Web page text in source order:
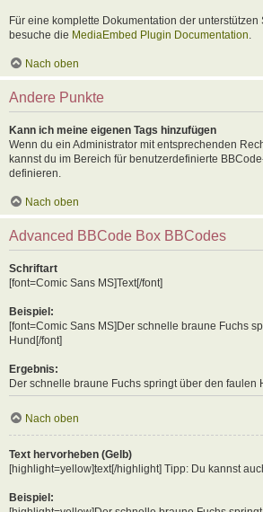
Für eine komplette Dokumentation der
besuche die MediaEmbed Plugin Documentation.
Nach oben
Andere Punkte
Kann ich meine eigenen Tags hinzufügen
Wenn du ein Administrator mit entsprechenden
kannst du im Bereich für benutzerdefinierte
definieren.
Nach oben
Advanced BBCode Box BBCodes
Schriftart
[font=Comic Sans MS]Text[/font]
Beispiel:
[font=Comic Sans MS]Der schnelle braune Fuchs
Hund[/font]
Ergebnis:
Der schnelle braune Fuchs springt über den faulen
Nach oben
Text hervorheben (Gelb)
[highlight=yellow]text[/highlight] Tipp: Du kannst
Beispiel: